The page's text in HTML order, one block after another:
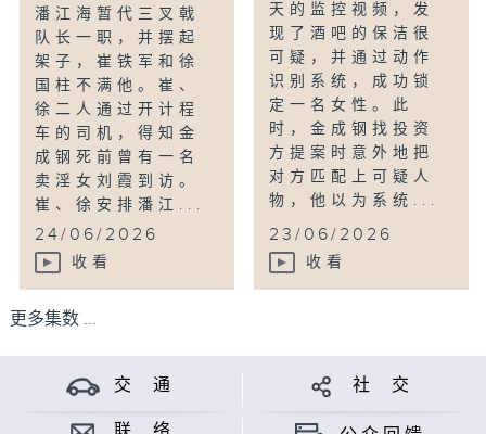
潘江海暂代三叉戟
队长一职，并摆起
架子，崔铁军和徐
国柱不满他。崔、
徐二人通过开计程
车的司机，得知金
成钢死前曾有一名
卖淫女刘霞到访。
崔、徐安排潘江...
24/06/2026
收看
天的监控视频，发
现了酒吧的保洁很
可疑，并通过动作
识别系统，成功锁
定一名女性。此
时，金成钢找投资
方提案时意外地把
对方匹配上可疑人
物，他以为系统...
23/06/2026
收看
更多集数 ...
交 通 社 交